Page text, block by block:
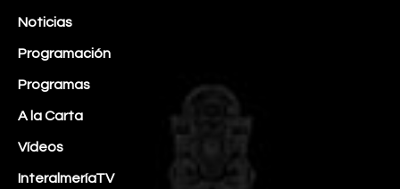
Noticias
Programación
Programas
A la Carta
Vídeos
InteralmeríaTV